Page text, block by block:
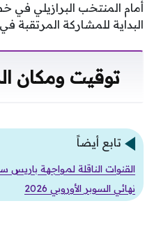
أمام المنتخب البرازيلي
البداية للمشاركة المرتقبة في
توقيت ومكان
تابع أيضاً
القنوات الناقلة لمواجهة
نهائي السوبر الأوروبي 2026